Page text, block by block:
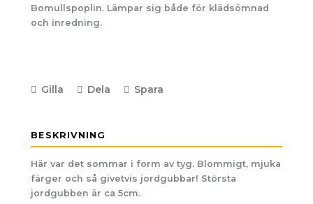
Bomullspoplin. Lämpar sig både för klädsömnad
och inredning.
Gilla Dela Spara
BESKRIVNING
Här var det sommar i form av tyg. Blommigt, mjuka
färger och så givetvis jordgubbar! Största
jordgubben är ca 5cm.